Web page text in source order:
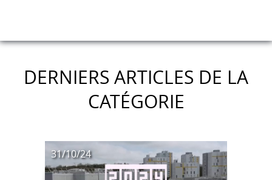
DERNIERS ARTICLES DE LA
CATÉGORIE
31/10/24